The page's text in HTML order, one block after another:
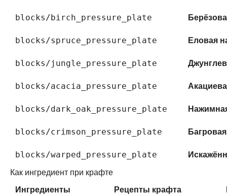
blocks/birch_pressure_plate
blocks/spruce_pressure_plate Еловая
blocks/jungle_pressure_plate
blocks/acacia_pressure_plate
blocks/dark_oak_pressure_plate
blocks/crimson_pressure_plate
blocks/warped_pressure_plate
Как ингредиент при крафте
Ингредиенты
Рецепты крафта